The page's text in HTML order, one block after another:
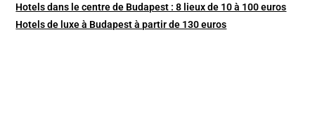
Hotels dans le centre de Budapest : 8 lieux de 10 à 100 euros
Hotels de luxe à Budapest à partir de 130 euros